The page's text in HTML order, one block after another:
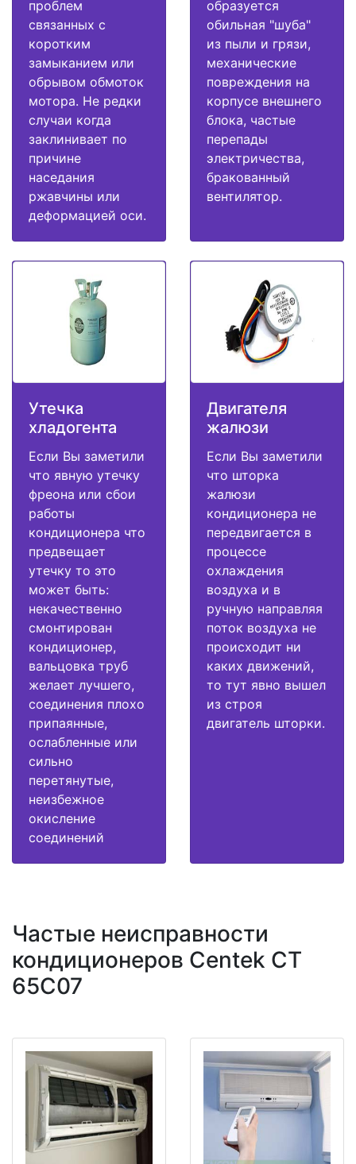
проблем
связанных с
коротким
замыканием или
обрывом обмоток
мотора. Не редки
случаи когда
заклинивает по
причине
наседания
ржавчины или
деформацией оси.
образуется
обильная "шуба"
из пыли и грязи,
механические
повреждения на
корпусе внешнего
блока, частые
перепады
электричества,
бракованный
вентилятор.
Утечка
хладогента
Если Вы заметили
что явную утечку
фреона или сбои
работы
кондиционера что
предвещает
утечку то это
может быть:
некачественно
смонтирован
кондиционер,
вальцовка труб
желает лучшего,
соединения плохо
припаянные,
ослабленные или
сильно
перетянутые,
неизбежное
окисление
соединений
Двигателя
жалюзи
Если Вы заметили
что шторка
жалюзи
кондиционера не
передвигается в
процессе
охлаждения
воздуха и в
ручную направляя
поток воздуха не
происходит ни
каких движений,
то тут явно вышел
из строя
двигатель шторки.
Частые неисправности
кондиционеров Centek CT
65C07